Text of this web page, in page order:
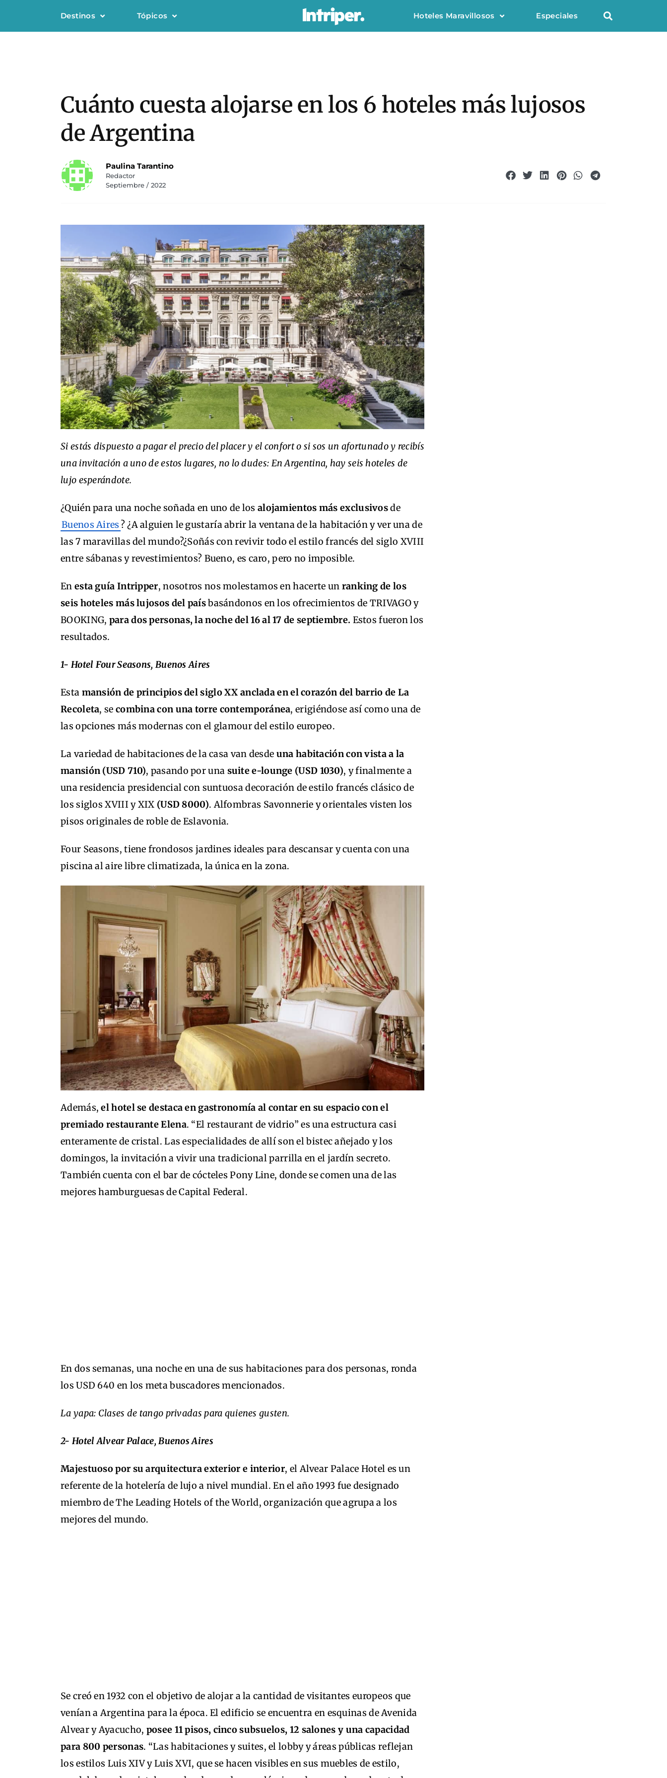
Destinos Tópicos Hoteles Maravillosos Especiales
Cuánto cuesta alojarse en los 6 hoteles más lujosos
de Argentina
Paulina Tarantino
Redactor
Septiembre / 2022
Si estás dispuesto a pagar el precio del placer y el confort o si sos un afortunado y recibís
una invitación a uno de estos lugares, no lo dudes: En Argentina, hay seis hoteles de
lujo esperándote.
¿Quién para una noche soñada en uno de los alojamientos más exclusivosde
Buenos Aires ? ¿A alguien le gustaría abrir la ventana de la habitación y ver una de
las 7 maravillas del mundo?¿Soñás con revivir todo el estilo francés del siglo XVIII
entre sábanas y revestimientos? Bueno, es caro, pero no imposible.
En esta guía Intripper, nosotros nos molestamos en hacerte un ranking de los
seis hoteles más lujosos del paísbasándonos en los ofrecimientos de TRIVAGO y
BOOKING, para dos personas, la noche del 16 al 17 de septiembre. Estos fueron los
resultados.
1- Hotel Four Seasons, Buenos Aires
Esta mansión de principios del siglo XX anclada en el corazón del barrio de La
Recoleta, se combina con una torre contemporánea, erigiéndose así como una de
las opciones más modernas con el glamour del estilo europeo.
La variedad de habitaciones de la casa van desde una habitación con vista a la
mansión (USD 710), pasando por una suite e-lounge (USD 1030), y finalmente a
una residencia presidencial con suntuosa decoración de estilo francés clásico de
los siglos XVIII y XIX (USD 8000). Alfombras Savonnerie y orientales visten los
pisos originales de roble de Eslavonia.
Four Seasons, tiene frondosos jardines ideales para descansar y cuenta con una
piscina al aire libre climatizada, la única en la zona.
Además, el hotel se destaca en gastronomía al contar en su espacio con el
premiado restaurante Elena. “El restaurant de vidrio” es una estructura casi
enteramente de cristal. Las especialidades de allí son el bistec añejado y los
domingos, la invitación a vivir una tradicional parrilla en el jardín secreto.
También cuenta con el bar de cócteles Pony Line, donde se comen una de las
mejores hamburguesas de Capital Federal.
En dos semanas, una noche en una de sus habitaciones para dos personas, ronda
los USD 640 en los meta buscadores mencionados.
La yapa: Clases de tango privadas para quienes gusten.
2- Hotel Alvear Palace, Buenos Aires
Majestuoso por su arquitectura exterior e interior, el Alvear Palace Hotel es un
referente de la hotelería de lujo a nivel mundial. En el año 1993 fue designado
miembro de The Leading Hotels of the World, organización que agrupa a los
mejores del mundo.
Se creó en 1932 con el objetivo de alojar a la cantidad de visitantes europeos que
venían a Argentina para la época. El edificio se encuentra en esquinas de Avenida
Alvear y Ayacucho, posee 11 pisos, cinco subsuelos, 12 salones y una capacidad
para 800 personas. “Las habitaciones y suites, el lobby y áreas públicas reflejan
los estilos Luis XIV y Luis XVI, que se hacen visibles en sus muebles de estilo,